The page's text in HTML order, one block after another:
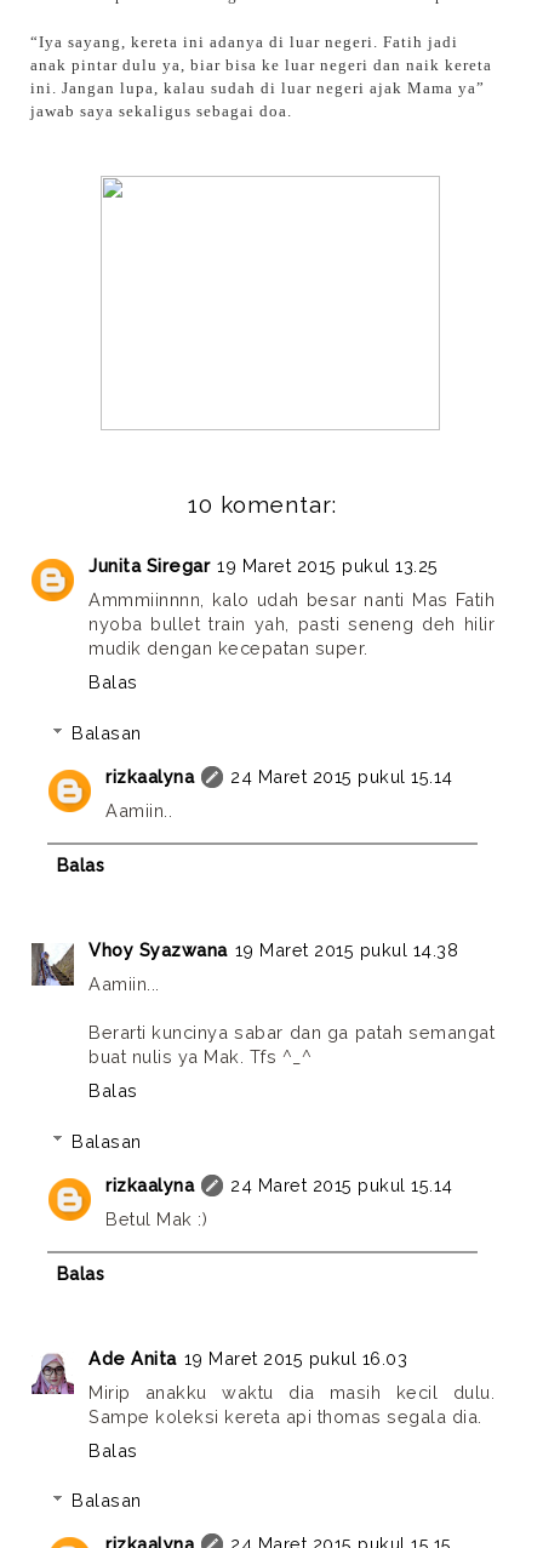
“Iya sayang, kereta ini adanya di luar negeri. Fatih jadi
anak pintar dulu ya, biar bisa ke luar negeri dan naik kereta
ini. Jangan lupa, kalau sudah di luar negeri ajak Mama ya”
jawab saya sekaligus sebagai doa.
10 komentar:
Junita Siregar 19 Maret 2015 pukul 13.25
Ammmiinnnn, kalo udah besar nanti Mas Fatih
nyoba bullet train yah, pasti seneng deh hilir
mudik dengan kecepatan super.
Balas
Balasan
rizkaalyna
24 Maret 2015 pukul 15.14
Aamiin..
Balas
Vhoy Syazwana 19 Maret 2015 pukul 14.38
Aamiin...
Berarti kuncinya sabar dan ga patah semangat
buat nulis ya Mak. Tfs ^_^
Balas
Balasan
rizkaalyna
24 Maret 2015 pukul 15.14
Betul Mak :)
Balas
Ade Anita 19 Maret 2015 pukul 16.03
Mirip anakku waktu dia masih kecil dulu.
Sampe koleksi kereta api thomas segala dia.
Balas
Balasan